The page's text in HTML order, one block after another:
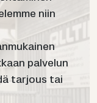
niin
palvelun
tarjous tai